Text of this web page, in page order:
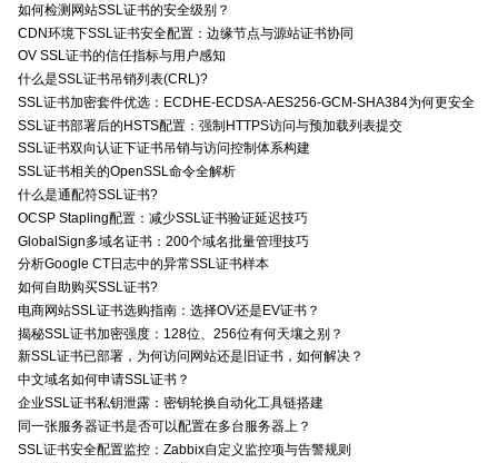
如何检测网站SSL证书的安全级别？
CDN环境下SSL证书安全配置：边缘节点与源站证书协同
OV SSL证书的信任指标与用户感知
什么是SSL证书吊销列表(CRL)?
SSL证书加密套件优选：ECDHE-ECDSA-AES256-GCM-SHA384为何更安全
SSL证书部署后的HSTS配置：强制HTTPS访问与预加载列表提交
SSL证书双向认证下证书吊销与访问控制体系构建
SSL证书相关的OpenSSL命令全解析
什么是通配符SSL证书?
OCSP Stapling配置：减少SSL证书验证延迟技巧
GlobalSign多域名证书：200个域名批量管理技巧
分析Google CT日志中的异常SSL证书样本
如何自助购买SSL证书?
电商网站SSL证书选购指南：选择OV还是EV证书？
揭秘SSL证书加密强度：128位、256位有何天壤之别？
新SSL证书已部署，为何访问网站还是旧证书，如何解决？
中文域名如何申请SSL证书？
企业SSL证书私钥泄露：密钥轮换自动化工具链搭建
同一张服务器证书是否可以配置在多台服务器上？
SSL证书安全配置监控：Zabbix自定义监控项与告警规则